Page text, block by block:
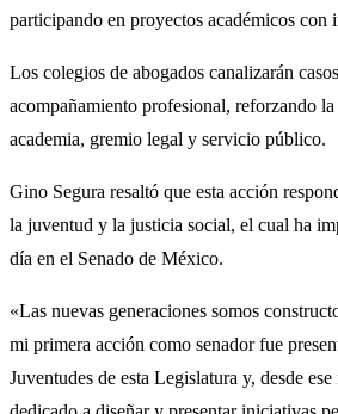
participando en proyectos académicos con
Los colegios de abogados canalizarán
acompañamiento profesional, reforzando
academia, gremio legal y servicio público.
Gino Segura resaltó que esta acción
la juventud y la justicia social, el cual ha
día en el Senado de México.
«Las nuevas generaciones somos
mi primera acción como senador fue
Juventudes de esta Legislatura y, desde